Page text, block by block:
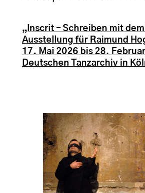
„Inscrit – Schreiben mit
Ausstellung für Raimund
17. Mai 2026 bis 28.
Deutschen Tanzarchiv in